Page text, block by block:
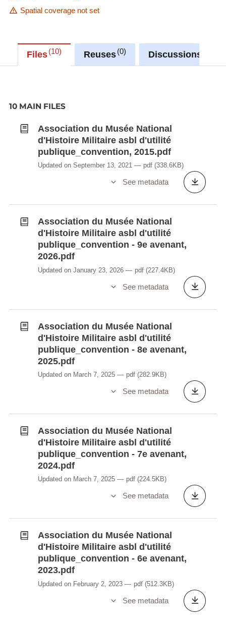
Spatial coverage not set
Files 10 Reuses 0 Discussions
10 MAIN FILES
Association du Musée National
d'Histoire Militaire asbl d'utilité
publique_convention, 2015.pdf
Updated on September 13, 2021 pdf (338.6KB)
See metadata
Association du Musée National
d'Histoire Militaire asbl d'utilité
publique_convention - 9e avenant,
2026.pdf
Updated on January 23, 2026 pdf (227.4KB)
See metadata
Association du Musée National
d'Histoire Militaire asbl d'utilité
publique_convention - 8e avenant,
2025.pdf
Updated on March 7, 2025 pdf (282.9KB)
See metadata
Association du Musée National
d'Histoire Militaire asbl d'utilité
publique_convention - 7e avenant,
2024.pdf
Updated on March 7, 2025 pdf (224.5KB)
See metadata
Association du Musée National
d'Histoire Militaire asbl d'utilité
publique_convention - 6e avenant,
2023.pdf
Updated on February 2, 2023 pdf (512.3KB)
See metadata